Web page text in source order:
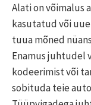
Alati on võimalus
kasutatud või
tuua mõned
Enamus juhtudel
kodeerimist või
sobituda teie